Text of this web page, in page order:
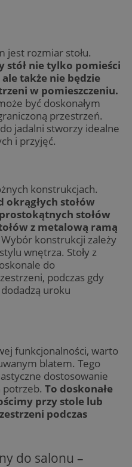
jest rozmiar stołu.
stół nie tylko pomieści
także nie będzie
w pomieszczeniu.
być doskonałym
przestrzeń.
jadalni stworzy idealne
i przyjęć.
konstrukcjach.
okrągłych stołów
stołów
z metalową ramą
Wybór konstrukcji zależy
wnętrza. Stoły z
do
podczas gdy
uroku
funkcjonalności, warto
blatem. Tego
dostosowanie
potrzeb. To doskonałe
przy stole lub
podczas
do salonu –